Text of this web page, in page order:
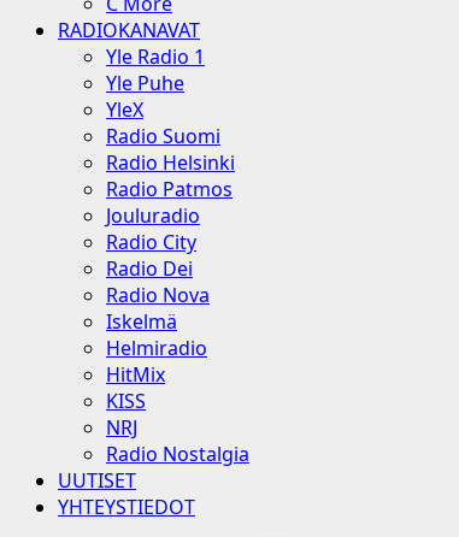
RADIOKANAVAT
Yle Radio 1
Yle Puhe
YleX
Radio Suomi
Radio Helsinki
Radio Patmos
Jouluradio
Radio City
Radio Dei
Radio Nova
Iskelmä
Helmiradio
HitMix
KISS
NRJ
Radio Nostalgia
UUTISET
YHTEYSTIEDOT